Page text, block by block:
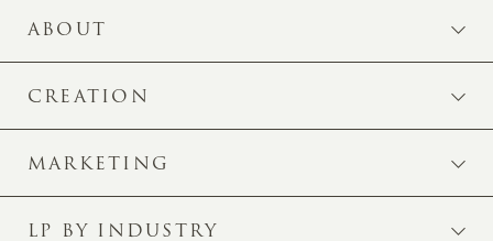
ABOUT
CREATION
MARKETING
LP BY INDUSTRY